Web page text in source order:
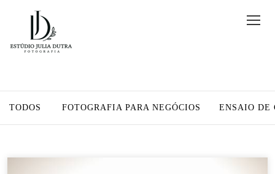
TODOS FOTOGRAFIA PARA NEGÓCIOS ENSAIO DE